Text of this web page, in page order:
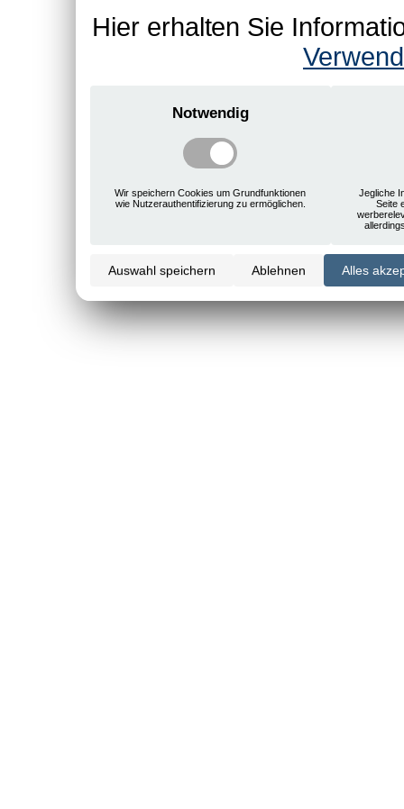
Hier erhalten Sie
Notwendig
Wir speichern Cookies um Grundfunktionen
wie Nutzerauthentifizierung zu ermöglichen.
Jegliche
Seite
Auswahl speichern Ablehnen Alles